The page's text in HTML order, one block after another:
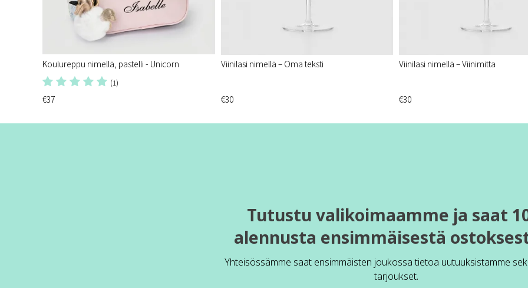
Koulureppu nimellä, pastelli - Unicorn
(1)
€37
Viinilasi nimellä – Oma teksti
€30
Viinilasi nimellä – Viinimitta
€30
Tutustu valikoimaamme ja saat
alennusta ensimmäisestä
Yhteisössämme saat ensimmäisten joukossa tietoa uutuuksistamme
tarjoukset.